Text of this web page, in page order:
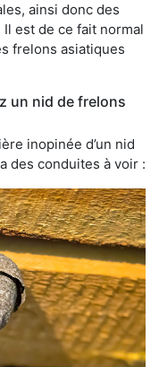
ainsi donc des
est de ce fait normal
frelons asiatiques
un nid de frelons
inopinée d’un nid
des conduites à voir :